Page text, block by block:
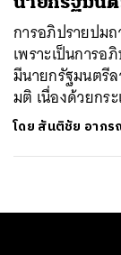
การอภิปรายปม
เพราะเป็นการ
มีนายกรัฐมนตรี
มติ เนื่องด้วยก
โดย สันติชัย อาภ